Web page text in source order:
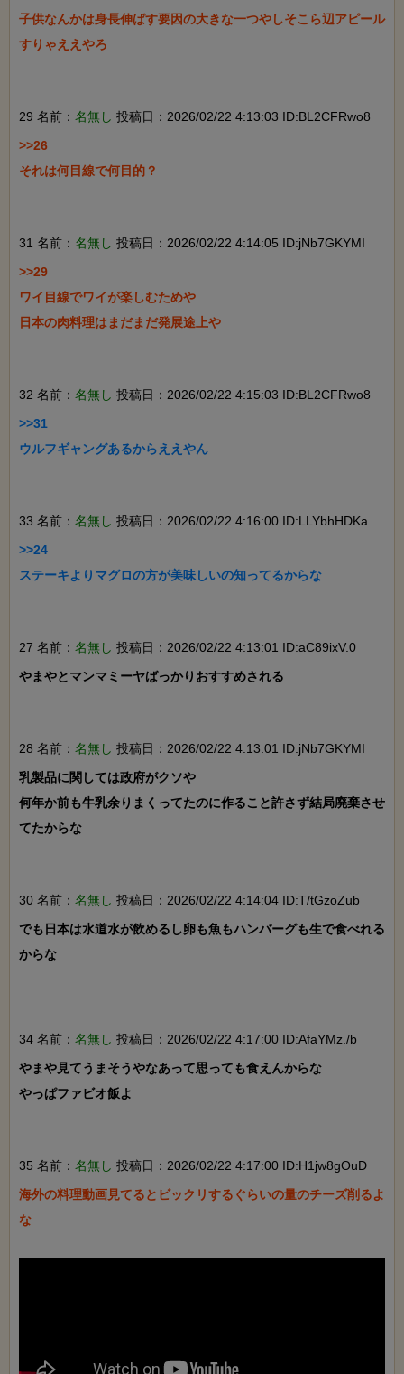
子供なんかは身長伸ばす要因の大きな一つやしそこら辺アピール
すりゃええやろ
29 名前： 名無し 投稿日：2026/02/22 4:13:03 ID:BL2CFRwo8
>>26
それは何目線で何目的？
31 名前： 名無し 投稿日：2026/02/22 4:14:05 ID:jNb7GKYMI
>>29
ワイ目線でワイが楽しむためや
日本の肉料理はまだまだ発展途上や
32 名前： 名無し 投稿日：2026/02/22 4:15:03 ID:BL2CFRwo8
>>31
ウルフギャングあるからええやん
33 名前： 名無し 投稿日：2026/02/22 4:16:00 ID:LLYbhHDKa
>>24
ステーキよりマグロの方が美味しいの知ってるからな
27 名前： 名無し 投稿日：2026/02/22 4:13:01 ID:aC89ixV.0
やまやとマンマミーヤばっかりおすすめされる
28 名前： 名無し 投稿日：2026/02/22 4:13:01 ID:jNb7GKYMI
乳製品に関しては政府がクソや
何年か前も牛乳余りまくってたのに作ること許さず結局廃棄させ
てたからな
30 名前： 名無し 投稿日：2026/02/22 4:14:04 ID:T/tGzoZub
でも日本は水道水が飲めるし卵も魚もハンバーグも生で食べれる
からな
34 名前： 名無し 投稿日：2026/02/22 4:17:00 ID:AfaYMz./b
やまや見てうまそうやなあって思っても食えんからな
やっぱファビオ飯よ
35 名前： 名無し 投稿日：2026/02/22 4:17:00 ID:H1jw8gOuD
海外の料理動画見てるとビックリするぐらいの量のチーズ削るよ
な